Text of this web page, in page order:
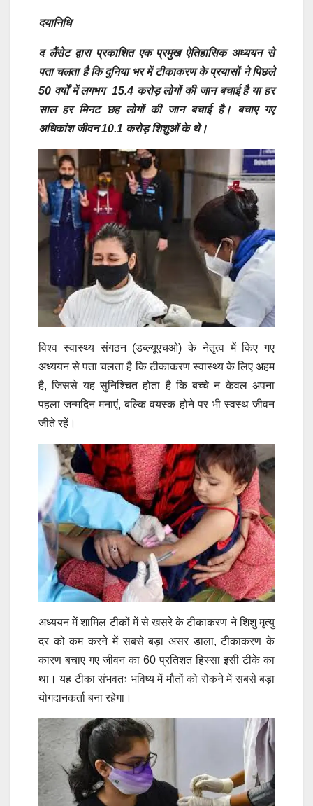
दयानिधि
द लैंसेट द्वारा प्रकाशित एक प्रमुख ऐतिहासिक अध्ययन से
पता चलता है कि दुनिया भर मेंटीकाकरण के प्रयासों नेपिछले
50 वर्षों में लगभग 15.4 करोड़ लोगों की जान बचाई है या हर
साल हर मिनट छह लोगों की जान बचाई है। बचाए गए
अधिकांश जीवन 10.1 करोड़ शिशुओं के थे।
विश्व स्वास्थ्य संगठन (डब्ल्यूएचओ)के नेतृत्व में किए गए
अध्ययन से पता चलता है कि टीकाकरण स्वास्थ्य के लिए अहम
है, जिससे यह सुनिश्चित होता है कि बच्चे न केवल अपना
पहला जन्मदिन मनाएं, बल्कि वयस्क होने पर भी स्वस्थ जीवन
जीते रहें।
अध्ययन में शामिल टीकों में से खसरे के टीकाकरण ने शिशु मृत्यु
दर को कम करने में सबसे बड़ा असर डाला, टीकाकरण के
कारण बचाए गए जीवन का 60 प्रतिशत हिस्सा इसी टीके का
था। यह टीका संभवतः भविष्य में मौतों को रोकने में सबसे बड़ा
योगदानकर्ता बना रहेगा।